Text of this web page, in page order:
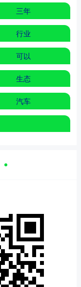
三年
行业
可以
生态
汽车